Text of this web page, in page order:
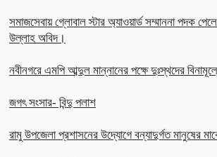
সমাজসেবায় গ্লোবাল স্টার অ্যাওয়ার্ড সম্মাননা পদক
উল্লাহ অবিদ।
নবীনগরে এমপি আব্দুল মান্নানের পক্ষে দুঃস্থদের
জগৎ সংসার- বিন্দু পলাশ
রামু উপজেলা প্রশাসনের উদ্যোগে বন্যাদুর্গত মানুষের